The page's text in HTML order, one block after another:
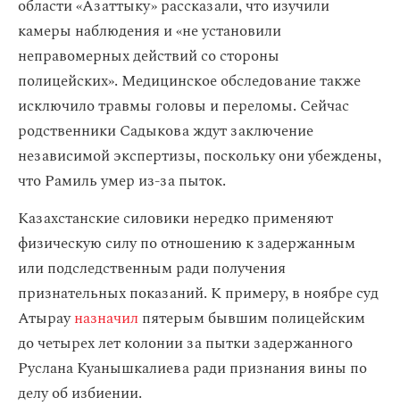
области «Азаттыку» рассказали, что изучили
камеры наблюдения и «не установили
неправомерных действий со стороны
полицейских». Медицинское обследование также
исключило травмы головы и переломы. Сейчас
родственники Садыкова ждут заключение
независимой экспертизы, поскольку они убеждены,
что Рамиль умер из-за пыток.
Казахстанские силовики нередко применяют
физическую силу по отношению к задержанным
или подследственным ради получения
признательных показаний. К примеру, в ноябре суд
Атырауназначил пятерым бывшим полицейским
до четырех лет колонии за пытки задержанного
Руслана Куанышкалиева ради признания вины по
делу об избиении.